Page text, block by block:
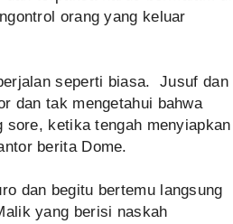
orang yang keluar
seperti biasa. Jusuf dan
dan tak mengetahui bahwa
sore, ketika tengah menyiapkan
berita Dome.
dan begitu bertemu langsung
yang berisi naskah